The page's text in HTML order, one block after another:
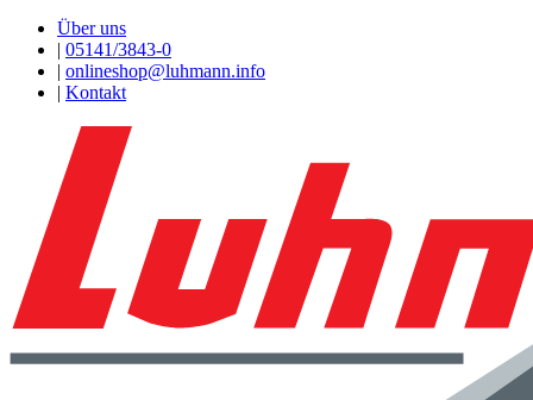
Über uns
| 05141/3843-0
| onlineshop@luhmann.info
| Kontakt